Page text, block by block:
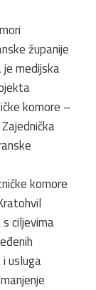
županije
je medijska
komore –
komore
ciljevima
usluga